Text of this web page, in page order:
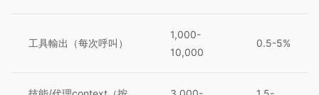
工具輸出（每次呼叫）
1,000-
10,000
0.5-5%